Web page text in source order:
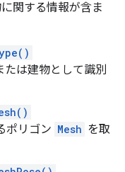
関する情報が含ま
たは建物として識別
ポリゴン Mesh を取